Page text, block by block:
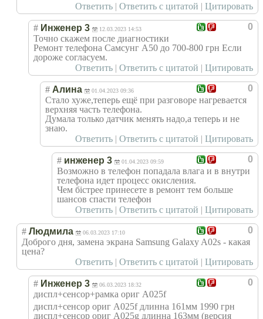
Ответить | Ответить с цитатой | Цитировать
0
# Инженер 3 12.03.2023 14:53
Точно скажем после диагностики
Ремонт телефона Самсунг А50 до 700-800 грн Если
дороже согласуем.
Ответить | Ответить с цитатой | Цитировать
0
# Алина 01.04.2023 09:36
Стало хуже,теперь ещё при разговоре нагревается
верхняя часть телефона.
Думала только датчик менять надо,а теперь и не
знаю.
Ответить | Ответить с цитатой | Цитировать
0
# инженер 3 01.04.2023 09:59
Возможно в телефон попадала влага и в внутри
телефона идет процесс окисления.
Чем бістрее принесете в ремонт тем больше
шансов спасти телефон
Ответить | Ответить с цитатой | Цитировать
0
# Людмила 06.03.2023 17:10
Доброго дня, замена экрана Samsung Galaxy A02s - какая
цена?
Ответить | Ответить с цитатой | Цитировать
0
# Инженер 3 06.03.2023 18:32
диспл+сенсор+рамка ориг A025f
диспл+сенсор ориг A025f длинна 161мм 1990 грн
диспл+сенсор ориг A025g длинна 163мм (версия